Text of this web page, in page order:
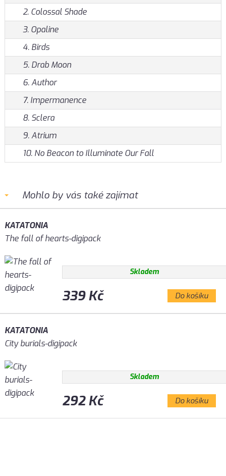
2. Colossal Shade
3. Opaline
4. Birds
5. Drab Moon
6. Author
7. Impermanence
8. Sclera
9. Atrium
10. No Beacon to Illuminate Our Fall
Mohlo by vás také zajímat
KATATONIA
The fall of hearts-digipack
Skladem
339 Kč Do košíku
KATATONIA
City burials-digipack
Skladem
292 Kč Do košíku